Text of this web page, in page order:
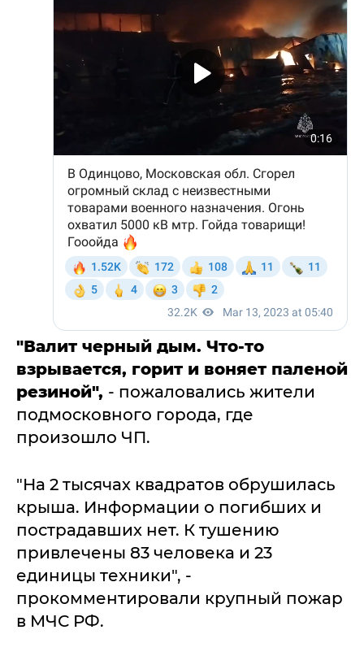
"Валит черный дым. Что-то
взрывается, горит и воняет паленой
резиной", - пожаловались жители
подмосковного города, где
произошло ЧП.
"На 2 тысячах квадратов обрушилась
крыша. Информации о погибших и
пострадавших нет. К тушению
привлечены 83 человека и 23
единицы техники", -
прокомментировали крупный пожар
в МЧС РФ.